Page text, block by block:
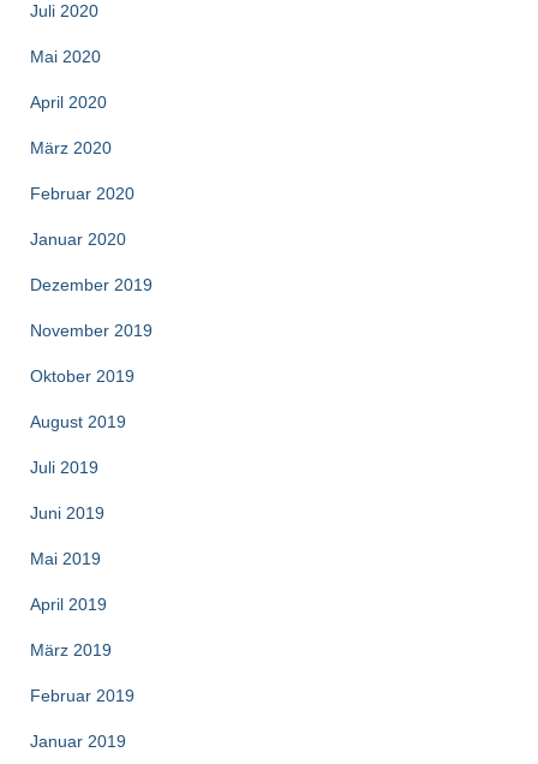
Juli 2020
Mai 2020
April 2020
März 2020
Februar 2020
Januar 2020
Dezember 2019
November 2019
Oktober 2019
August 2019
Juli 2019
Juni 2019
Mai 2019
April 2019
März 2019
Februar 2019
Januar 2019